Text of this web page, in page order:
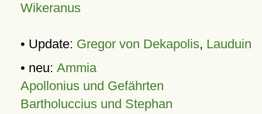
Wikeranus
• Update: Gregor von Dekapolis, Lauduin
• neu: Ammia
Apollonius und Gefährten
Bartholuccius und Stephan